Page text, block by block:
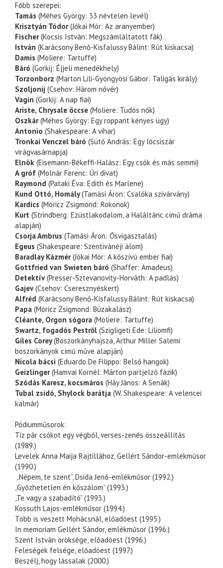
Főbb szerepei:
Tamás (Méhes György: 33 névtelen levél)
Krisztyán Tódor(Jókai Mór: Az aranyember)
Fischer(Kocsis István: Megszámláltatott fák)
István (Karácsony Benő-Kisfalussy Bálint: Rút kiskacsa)
Damis (Moliere: Tartuffe)
Báró (Gorkij: Éjjeli menedékhely)
Torzonborz (Marton Lili-Gyöngyösi Gábor: Taligás király)
Szoljonij (Csehov: Három nővér)
Vagin (Gorkij: A nap fiai)
Ariste, Chrysale öccse (Moliere: Tudós nők)
Oszkár(Méhes György: Egy roppant kényes ügy)
Antonio (Shakespeare: A vihar)
Tronkai Venczel báró (Sütő András: Egy lócsiszár
virágvasárnapja)
Elnök (Eisemann-Békeffi-Halász: Egy csók és más semmi)
A gróf (Molnár Ferenc: Úri divat)
Raymond (Pataki Éva: Edith és Marlene)
Kund Ottó, Homály(Tamási Áron: Csalóka szivárvány)
Kardics (Móricz Zsigmond: Rokonok)
Kurt (Strindberg: Ezüstlakodalom, a Haláltánc című dráma
alapján)
Csorja Ambrus (Tamási Áron: Ősvigasztalás)
Egeus (Shakespeare: Szentivánéji álom)
Baradlay Kázmér(Jókai Mór: A kőszívű ember fiai)
Gottfried van Swieten báró (Shaffer: Amadeus)
Detektív(Presser-Sztevanovity-Horváth: A padlás)
Gajev(Csehov: Cseresznyéskert)
Alfréd (Karácsony Benő-Kisfalussy Bálint: Rút kiskacsa)
Papa (Móricz Zsigmond: Búzakalász)
Cléante, Orgon sógora (Moliere: Tartuffe)
Swartz, fogadós Pestről (Szigligeti Ede: Liliomfi)
Giles Corey(Boszorkányhajsza, Arthur Miller Salemi
boszorkányok című műve alapján)
Nicola bácsi (Eduardo De Filippo: Belső hangok)
Geizlinger(Hamvai Kornél: Márton partjelző fázik)
Szódás Karesz, kocsmáros (Háy János: A Senák)
Tubal zsidó, Shylock barátja (W. Shakespeare: A velencei
kalmár)
Pódiumműsorok:
Tíz pár csókot egy végből, verses-zenés összeállítás
(1989.)
Levelek Anna Maija Rajtillához, Gellért Sándor-emlékműsor
(1990.)
„Népem, te szent”, Dsida Jenő-emlékműsor (1992.)
„Győzhetetlen én kőszálom” (1993.)
„Te vagy a szabadító” (1993.)
Kossuth Lajos-emlékműsor (1994.)
Több is veszett Mohácsnál, előadóest (1995.)
In memoriam Gellért Sándor, emlékműsor (1996.)
Szent István öröksége, előadóest (1996.)
Feleségek felsége, előadóest (1997.)
Beszélj, hogy lássalak (2000.)